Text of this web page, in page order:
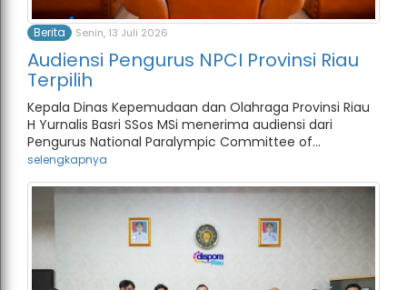
Berita Senin, 13 Juli 2026
Audiensi Pengurus NPCI Provinsi Riau
Terpilih
Kepala Dinas Kepemudaan dan Olahraga Provinsi Riau
H Yurnalis Basri SSos MSi menerima audiensi dari
Pengurus National Paralympic Committee of...
selengkapnya